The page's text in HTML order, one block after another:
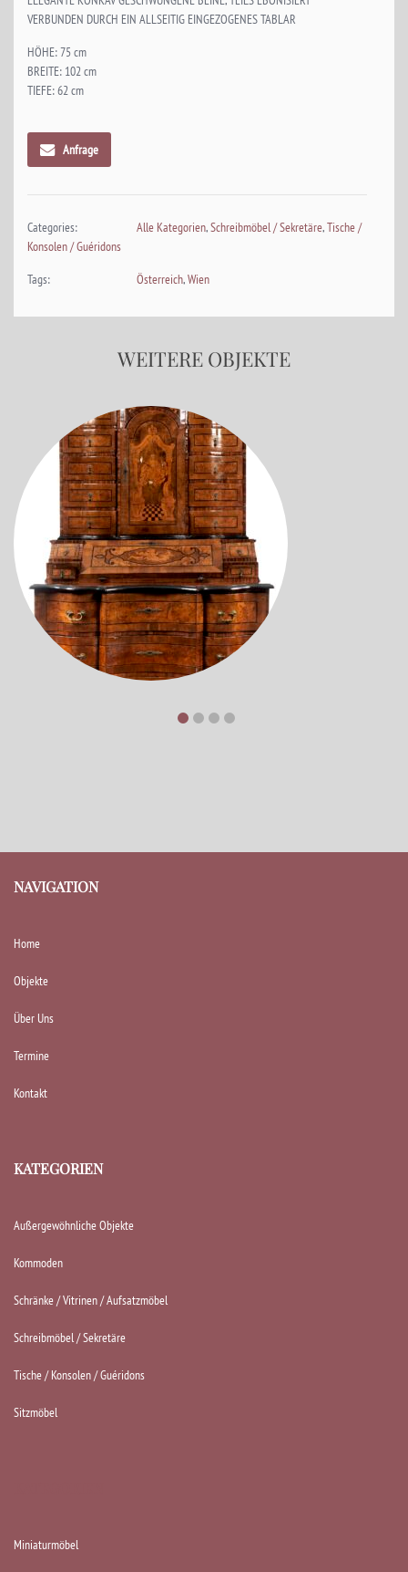
VERBUNDEN DURCH EIN ALLSEITIG EINGEZOGENES TABLAR
HÖHE: 75 cm
BREITE: 102 cm
TIEFE: 62 cm
Anfrage
Categories: Alle Kategorien,Schreibmöbel / Sekretäre,Tische /
Konsolen / Guéridons
Tags:
Österreich,Wien
WEITERE OBJEKTE
NAVIGATION
Home
Objekte
Über Uns
Termine
Kontakt
KATEGORIEN
Außergewöhnliche Objekte
Kommoden
Schränke / Vitrinen / Aufsatzmöbel
Schreibmöbel / Sekretäre
Tische / Konsolen / Guéridons
Sitzmöbel
Miniaturmöbel